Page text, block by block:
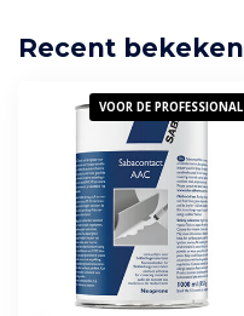
Recent bekeken
VOOR DE PROFESSIONAL